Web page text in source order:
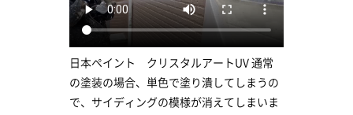
日本ペイント クリスタルアートUV 通常
の塗装の場合、単色で塗り潰してしまうの
で、サイディングの模様が消えてしまいま